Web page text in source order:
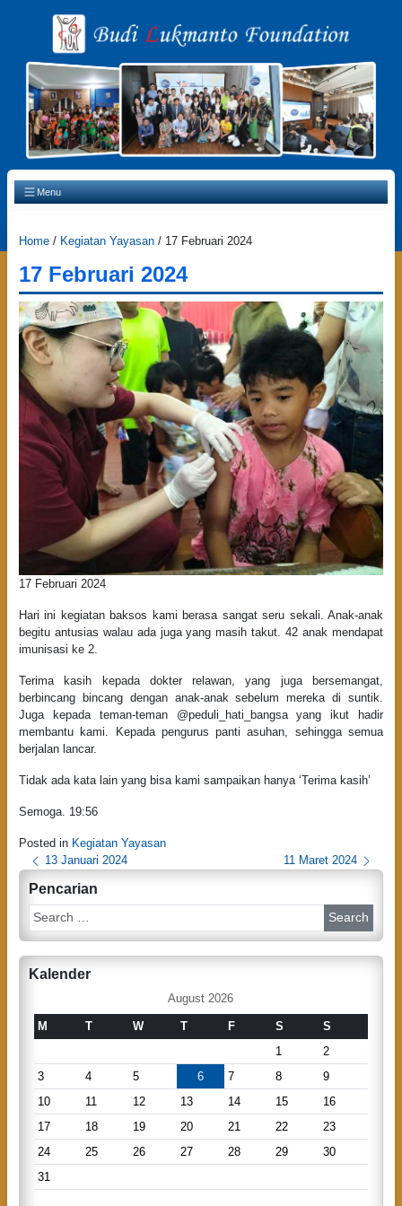
Main Navigation
Menu
Home / Kegiatan Yayasan / 17 Februari 2024
17 Februari 2024
17 Februari 2024
Hari ini kegiatan baksos kami berasa sangat seru sekali. Anak-anak
begitu antusias walau ada juga yang masih takut. 42 anak mendapat
imunisasi ke 2.
Terima kasih kepada dokter relawan, yang juga bersemangat,
berbincang bincang dengan anak-anak sebelum mereka di suntik.
Juga kepada teman-teman @peduli_hati_bangsa yang ikut hadir
membantu kami. Kepada pengurus panti asuhan, sehingga semua
berjalan lancar.
Tidak ada kata lain yang bisa kami sampaikan hanya ‘Terima kasih’
Semoga. 19:56
Posted in Kegiatan Yayasan
P
o
s
t
n
v
g
a
o
n
13 Januari 2024 11 Maret 2024
Pencarian
S
e
a
cKalender
August 2026
M T W T F S
S
1
2
3
4 5 6 7 8
9
10
11 12 13 14 15
16
17
18 19 20 21 22
23
24
25 26 27 28 29
30
31